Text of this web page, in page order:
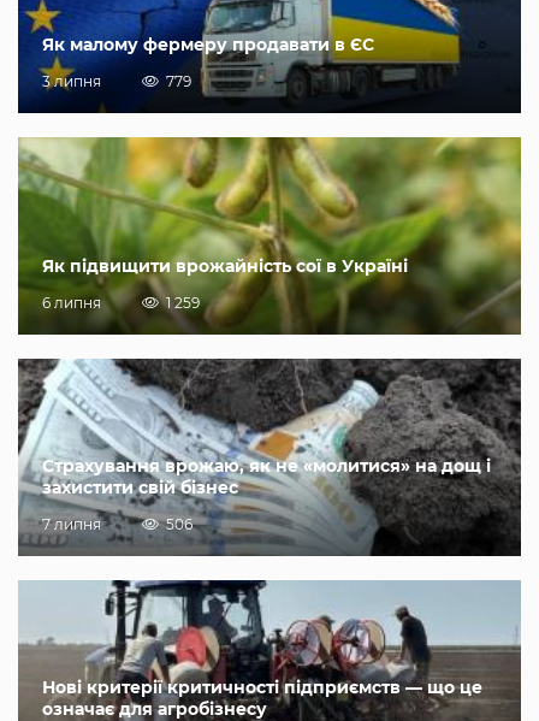
Як малому фермеру продавати в ЄС
3 липня 779
Як підвищити врожайність сої в Україні
6 липня 1 259
Страхування врожаю, як не «молитися» на дощ і
захистити свій бізнес
7 липня 506
Нові критерії критичності підприємств — що це
означає для агробізнесу